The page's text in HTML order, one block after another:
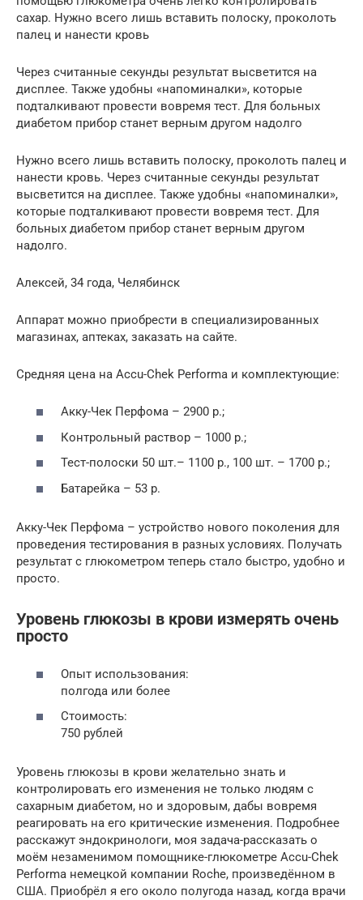
сахар. Нужно всего лишь вставить полоску, проколоть
палец и нанести кровь
Через считанные секунды результат высветится на
дисплее. Также удобны «напоминалки», которые
подталкивают провести вовремя тест. Для больных
диабетом прибор станет верным другом надолго
Нужно всего лишь вставить полоску, проколоть палец и
нанести кровь. Через считанные секунды результат
высветится на дисплее. Также удобны «напоминалки»,
которые подталкивают провести вовремя тест. Для
больных диабетом прибор станет верным другом
надолго.
Алексей, 34 года, Челябинск
Аппарат можно приобрести в специализированных
магазинах, аптеках, заказать на сайте.
Средняя цена на Accu-Chek Performa и комплектующие:
Акку-Чек Перфома – 2900 р.;
Контрольный раствор – 1000 р.;
Тест-полоски 50 шт.– 1100 р., 100 шт. – 1700 р.;
Батарейка – 53 р.
Акку-Чек Перфома – устройство нового поколения для
проведения тестирования в разных условиях. Получать
результат с глюкометром теперь стало быстро, удобно и
просто.
Уровень глюкозы в крови измерять очень
просто
Опыт использования:
полгода или более
Стоимость:
750 рублей
Уровень глюкозы в крови желательно знать и
контролировать его изменения не только людям с
сахарным диабетом, но и здоровым, дабы вовремя
реагировать на его критические изменения. Подробнее
расскажут эндокринологи, моя задача-рассказать о
моём незаменимом помощнике-глюкометре Accu-Chek
Performa немецкой компании Roche, произведённом в
США. Приобрёл я его около полугода назад, когда врачи